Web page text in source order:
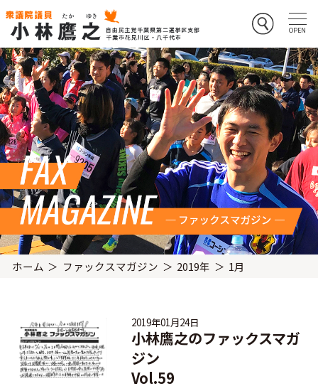
ホーム ファックスマガジン 2019年 1月
2019年01月24日
小林鷹之のファックスマガ
ジン
Vol.59